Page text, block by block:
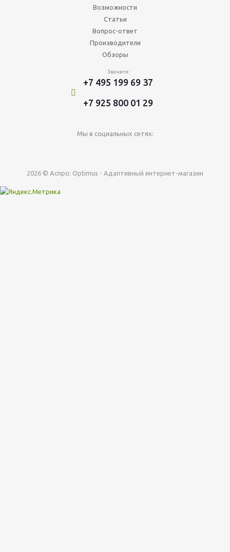
Возможности
Статьи
Вопрос-ответ
Производители
Обзоры
Звоните:
+7 495 199 69 37
+7 925 800 01 29
Мы в социальных сетях:
2026 © Аспро: Optimus - Адаптивный интернет-магазин